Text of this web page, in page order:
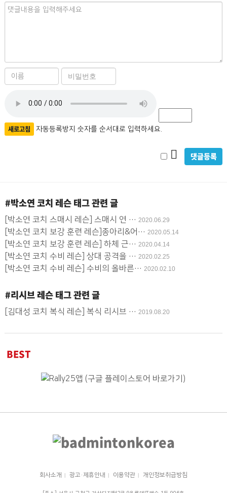
내
름
비
밀
수
등
새로고침 자동등록방지 숫자를 순서대로 입력하세요.
비
용
#박소연 코치 레슨태그 관련 글
[박소연 코치 스매시 레슨] 스매시 연 … 2020.06.29
[박소연 코치 보강 훈련 레슨]종아리&어… 2020.05.14
[박소연 코치 보강 훈련 레슨] 하체 근… 2020.04.14
[박소연 코치 수비 레슨] 상대 공격을 … 2020.02.25
[박소연 코치 수비 레슨] 수비의 올바른… 2020.02.10
#리시브 레슨태그 관련 글
[김대성 코치 복식 레슨] 복식 리시브 … 2019.08.20
BEST
회사소개 광고·제휴안내 이용약관 개인정보취급방침